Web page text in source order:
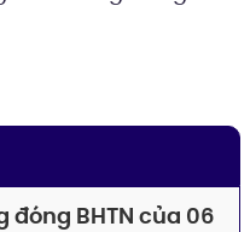
BHTN của 06